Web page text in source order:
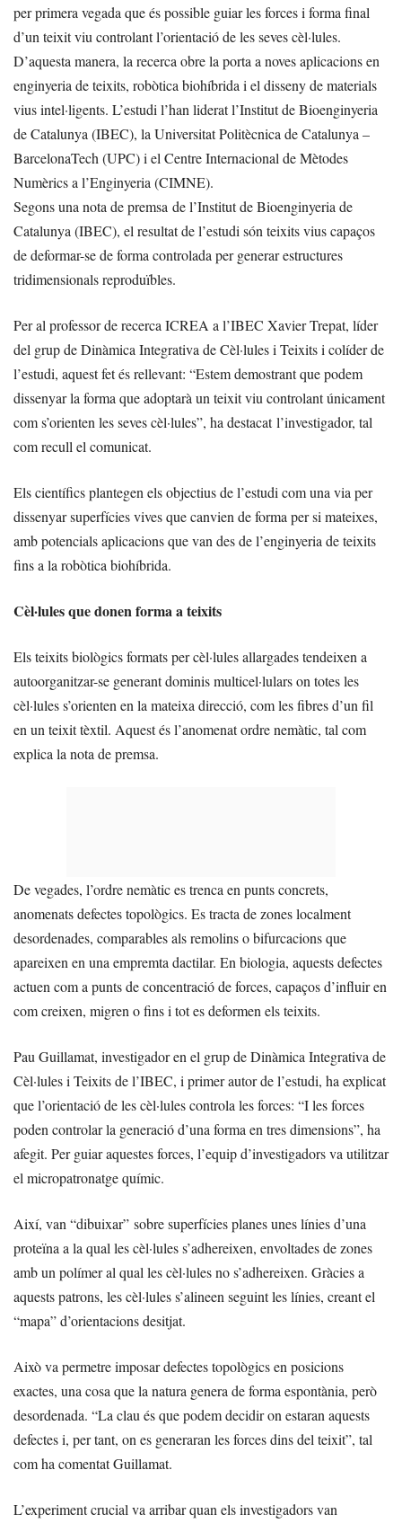
per primera vegada que és possible guiar les forces i forma final
d’un teixit viu controlant l’orientació de les seves cèl·lules.
D’aquesta manera, la recerca obre la porta a noves aplicacions en
enginyeria de teixits, robòtica biohíbrida i el disseny de materials
vius intel·ligents. L’estudi l’han liderat l’Institut de Bioenginyeria
de Catalunya (IBEC), la Universitat Politècnica de Catalunya –
BarcelonaTech (UPC) i el Centre Internacional de Mètodes
Numèrics a l’Enginyeria (CIMNE).
Segons una nota de premsa de l’Institut de Bioenginyeria de
Catalunya (IBEC), el resultat de l’estudi són teixits vius capaços
de deformar-se de forma controlada per generar estructures
tridimensionals reproduïbles.
Per al professor de recerca ICREA a l’IBEC Xavier Trepat, líder
del grup de Dinàmica Integrativa de Cèl·lules i Teixits i colíder de
l’estudi, aquest fet és rellevant: “Estem demostrant que podem
dissenyar la forma que adoptarà un teixit viu controlant únicament
com s’orienten les seves cèl·lules”, ha destacat l’investigador, tal
com recull el comunicat.
Els científics plantegen els objectius de l’estudi com una via per
dissenyar superfícies vives que canvien de forma per si mateixes,
amb potencials aplicacions que van des de l’enginyeria de teixits
fins a la robòtica biohíbrida.
Cèl·lules que donen forma a teixits
Els teixits biològics formats per cèl·lules allargades tendeixen a
autoorganitzar-se generant dominis multicel·lulars on totes les
cèl·lules s’orienten en la mateixa direcció, com les fibres d’un fil
en un teixit tèxtil. Aquest és l’anomenat ordre nemàtic, tal com
explica la nota de premsa.
De vegades, l’ordre nemàtic es trenca en punts concrets,
anomenats defectes topològics. Es tracta de zones localment
desordenades, comparables als remolins o bifurcacions que
apareixen en una empremta dactilar. En biologia, aquests defectes
actuen com a punts de concentració de forces, capaços d’influir en
com creixen, migren o fins i tot es deformen els teixits.
Pau Guillamat, investigador en el grup de Dinàmica Integrativa de
Cèl·lules i Teixits de l’IBEC, i primer autor de l’estudi, ha explicat
que l’orientació de les cèl·lules controla les forces: “I les forces
poden controlar la generació d’una forma en tres dimensions”, ha
afegit. Per guiar aquestes forces, l’equip d’investigadors va utilitzar
el micropatronatge químic.
Així, van “dibuixar” sobre superfícies planes unes línies d’una
proteïna a la qual les cèl·lules s’adhereixen, envoltades de zones
amb un polímer al qual les cèl·lules no s’adhereixen. Gràcies a
aquests patrons, les cèl·lules s’alineen seguint les línies, creant el
“mapa” d’orientacions desitjat.
Això va permetre imposar defectes topològics en posicions
exactes, una cosa que la natura genera de forma espontània, però
desordenada. “La clau és que podem decidir on estaran aquests
defectes i, per tant, on es generaran les forces dins del teixit”, tal
com ha comentat Guillamat.
L’experiment crucial va arribar quan els investigadors van